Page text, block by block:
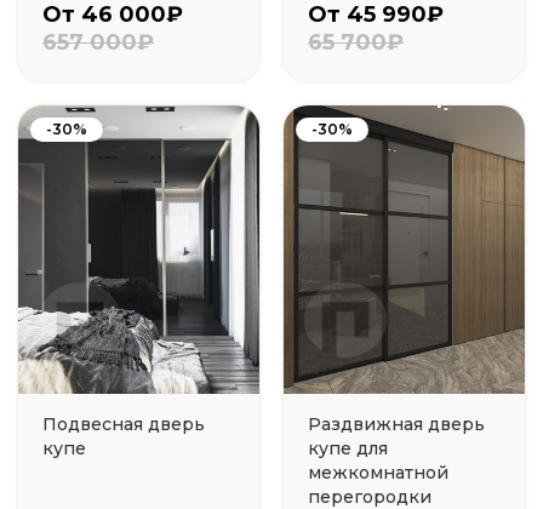
От 46 000₽
657 000₽
От 45 990₽
65 700₽
-30%
Подвесная дверь
купе
-30%
Раздвижная дверь
купе для
межкомнатной
перегородки